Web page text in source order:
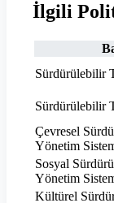
İlgili
Sürdürülebilir
Sürdürülebilir
Çevresel
Yönetim
Sosyal
Yönetim
Kültürel